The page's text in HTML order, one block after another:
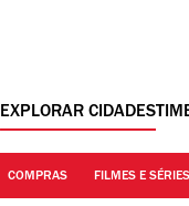
EXPLORAR CIDADES
COMPRAS FILMES E SÉRIES